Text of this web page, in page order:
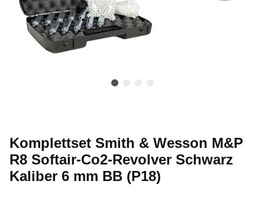
Komplettset Smith & Wesson M&P
R8 Softair-Co2-Revolver Schwarz
Kaliber 6 mm BB (P18)